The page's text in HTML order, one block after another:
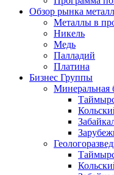
Обзор рынка
Металлы в
Никель
Медь
Палладий
Платина
Бизнес Группы
Минеральная